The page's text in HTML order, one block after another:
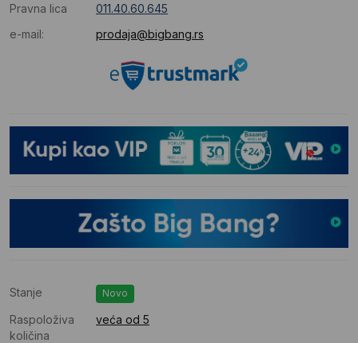
Pravna lica
011.40.60.645
e-mail:
prodaja@bigbang.rs
Stanje Novo
Raspoloživa
količina
veća od 5